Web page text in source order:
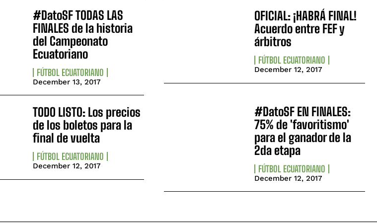
#DatoSF TODAS LAS
FINALES de la historia
del Campeonato
Ecuatoriano
FÚTBOL ECUATORIANO
December 13, 2017
OFICIAL: ¡HABRÁ FINAL!
Acuerdo entre FEF y
árbitros
FÚTBOL ECUATORIANO
December 12, 2017
TODO LISTO: Los precios
de los boletos para la
final de vuelta
FÚTBOL ECUATORIANO
December 12, 2017
#DatoSF EN FINALES:
75% de 'favoritismo'
para el ganador de la
2da etapa
FÚTBOL ECUATORIANO
December 12, 2017